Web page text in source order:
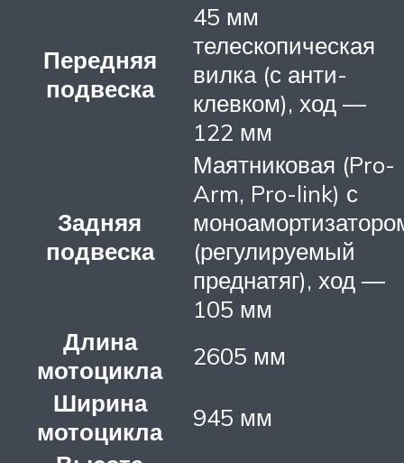
Передняя
подвеска
45 мм
телескопическая
вилка (с анти-
клевком), ход —
122 мм
Задняя
подвеска
Маятниковая (Pro-
Arm, Pro-link) с
(регулируемый
преднатяг), ход —
105 мм
Длина
мотоцикла
2605 мм
Ширина
мотоцикла
945 мм